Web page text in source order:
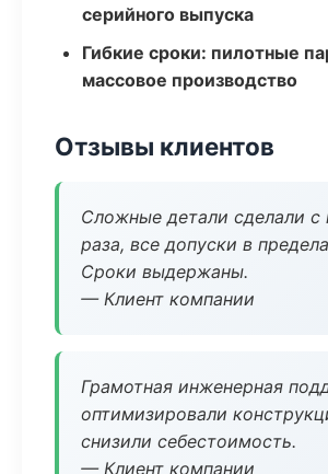
серийного выпуска
Гибкие сроки: пилотные
массовое производство
Отзывы клиентов
Сложные детали сделали с
раза, все допуски в
Сроки выдержаны.
— Клиент компании
Грамотная инженерная
оптимизировали
снизили себестоимость.
— Клиент компании